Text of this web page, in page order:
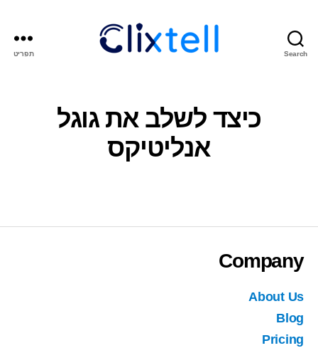
Search תפריט
כיצד לשלב את גוגל
אנליטיקס
Company
About Us
Blog
Pricing